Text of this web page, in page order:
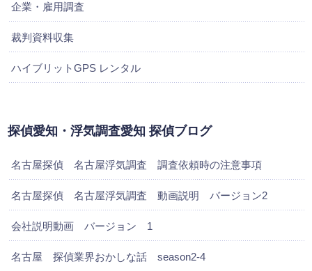
企業・雇用調査
裁判資料収集
ハイブリットGPS レンタル
探偵愛知・浮気調査愛知 探偵ブログ
名古屋探偵 名古屋浮気調査 調査依頼時の注意事項
名古屋探偵 名古屋浮気調査 動画説明 バージョン2
会社説明動画 バージョン 1
名古屋 探偵業界おかしな話 season2-4